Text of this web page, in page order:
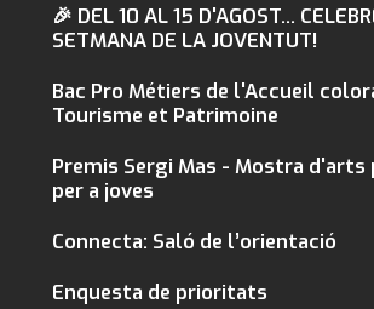
🎉 DEL 10 AL 15 D'AGOST...
SETMANA DE LA JOVENTUT!
Bac Pro Métiers de l'Accueil
Tourisme et Patrimoine
Premis Sergi Mas - Mostra
per a joves
Connecta: Saló de l’orientació
Enquesta de prioritats